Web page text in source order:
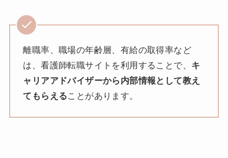
離職率、職場の年齢層、有給の取得率など
は、看護師転職サイトを利用することで、 キ
ャリアアドバイザーから内部情報として教え
てもらえることがあります。